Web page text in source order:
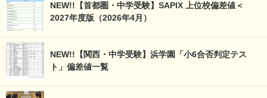
NEW!!【首都圏・中学受験】SAPIX 上位校偏差値＜
2027年度版（2026年4月）
NEW!!【関西・中学受験】浜学園「小6合否判定テス
ト」偏差値一覧